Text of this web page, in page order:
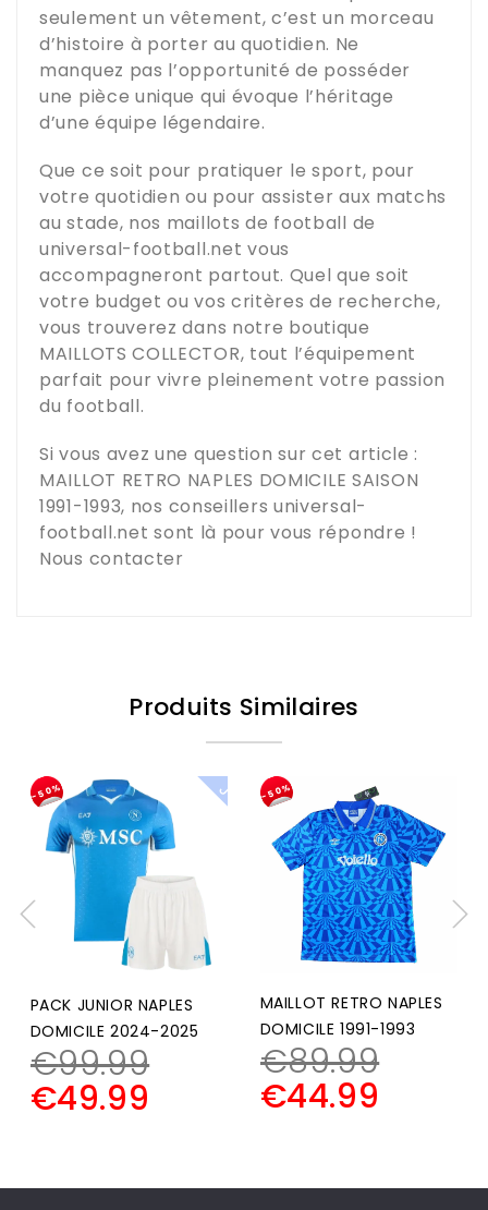
seulement un vêtement, c’est un morceau
d’histoire à porter au quotidien. Ne
manquez pas l’opportunité de posséder
une pièce unique qui évoque l’héritage
d’une équipe légendaire.
Que ce soit pour pratiquer le sport, pour
votre quotidien ou pour assister aux matchs
au stade, nos maillots de football de
universal-football.net vous
accompagneront partout. Quel que soit
votre budget ou vos critères de recherche,
vous trouverez dans notre boutique
MAILLOTS COLLECTOR, tout l’équipement
parfait pour vivre pleinement votre passion
du football.
Si vous avez une question sur cet article :
MAILLOT RETRO NAPLES DOMICILE SAISON
1991-1993, nos conseillers universal-
football.net sont là pour vous répondre !
Nous contacter
Produits Similaires
-50% P
A
C
K
J
U
N
I
O
R
PACK JUNIOR NAPLES
DOMICILE 2024-2025
€99.99
€49.99
-50%
MAILLOT RETRO NAPLES
DOMICILE 1991-1993
€89.99
€44.99